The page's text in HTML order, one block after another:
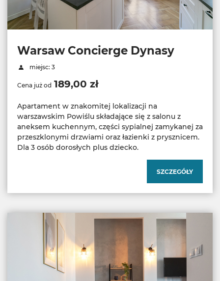
Warsaw Concierge Dynasy
miejsc: 3
Cena już od 189,00 zł
Apartament w znakomitej lokalizacji na
warszawskim Powiślu składające się z salonu z
aneksem kuchennym, części sypialnej zamykanej za
przeszklonymi drzwiami oraz łazienki z prysznicem.
Dla 3 osób dorosłych plus dziecko.
SZCZEGÓŁY